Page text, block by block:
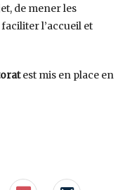
de mener les
l’accueil et
est mis en place en